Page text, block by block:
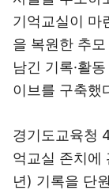
기억교실이 마
을 복원한 추
남긴 기록·활
이브를 구축했
경기도교육청
억교실 존치에
년) 기록을 단